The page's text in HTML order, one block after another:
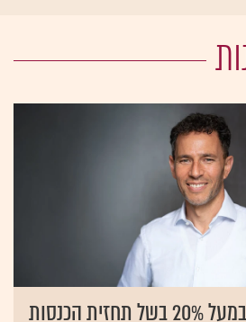
סולאראדג' צוללת במעל 20% בשל תחזית הכנסות